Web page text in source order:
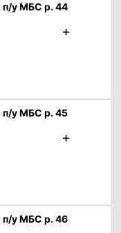
п/у МБС р. 44
+
п/у МБС р. 45
+
п/у МБС р. 46